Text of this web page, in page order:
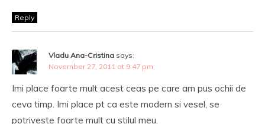
Reply
Vladu Ana-Cristina says:
November 27, 2011 at 9:47 pm
Imi place foarte mult acest ceas pe care am pus ochii de
ceva timp. Imi place pt ca este modern si vesel, se
potriveste foarte mult cu stilul meu.